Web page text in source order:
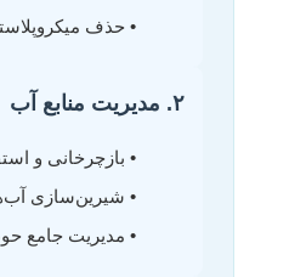
• حذف
۲. مدیریت منابع آب
• بازچرخانی و
• شیرین‌سازی
• مدیریت جامع